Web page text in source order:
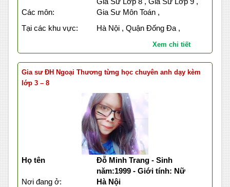
Các môn:
Gia Sư Môn Toán ,
Tại các khu vực:
Hà Nội , Quận Đống Đa ,
Xem chi tiết
Gia sư ĐH Ngoại Thương từng học chuyên anh dạy kèm
lớp 3 – 8
Họ tên
Đỗ Minh Trang - Sinh
năm:1999 - Giới tính: Nữ
Nơi đang ở:
Hà Nội